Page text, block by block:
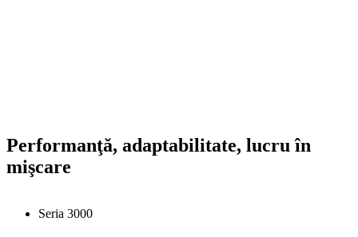
Performanţă, adaptabilitate, lucru în
mişcare
Seria 3000